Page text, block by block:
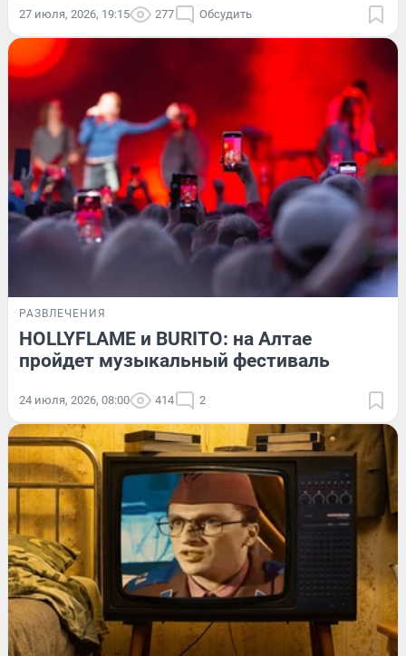
27 июля, 2026, 19:15 277 Обсудить
РАЗВЛЕЧЕНИЯ
HOLLYFLAME и BURITO: на Алтае
пройдет музыкальный фестиваль
24 июля, 2026, 08:00 414 2